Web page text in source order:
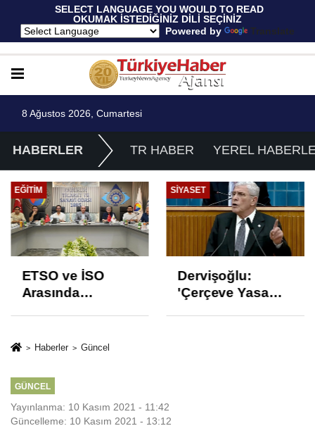
SELECT LANGUAGE YOU WOULD TO READ
OKUMAK İSTEDİĞİNİZ DİLİ SEÇİNİZ
Powered by
Translate
8 Ağustos 2026, Cumartesi
HABERLER TR HABER YEREL
EĞITIM
ETSO ve İSO
Arasında
Protokolü
SIYASET
Dervişoğlu:
'Çerçeve Yasa
Haberler Güncel
GÜNCEL
Yayınlanma: 10 Kasım 2021 - 11:42
Güncelleme: 10 Kasım 2021 - 13:12